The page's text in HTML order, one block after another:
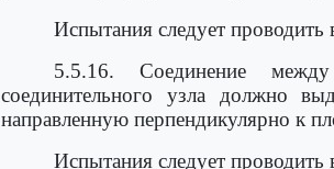
Испытания следует
5.5.16. Соединение
соединительного узла должно
направленную перпендикулярно к
Испытания следует